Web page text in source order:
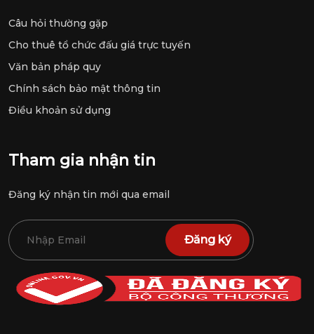
Câu hỏi thường gặp
Cho thuê tổ chức đấu giá trực tuyến
Văn bản pháp quy
Chính sách bảo mật thông tin
Điều khoản sử dụng
Tham gia nhận tin
Đăng ký nhận tin mới qua email
Đăng ký